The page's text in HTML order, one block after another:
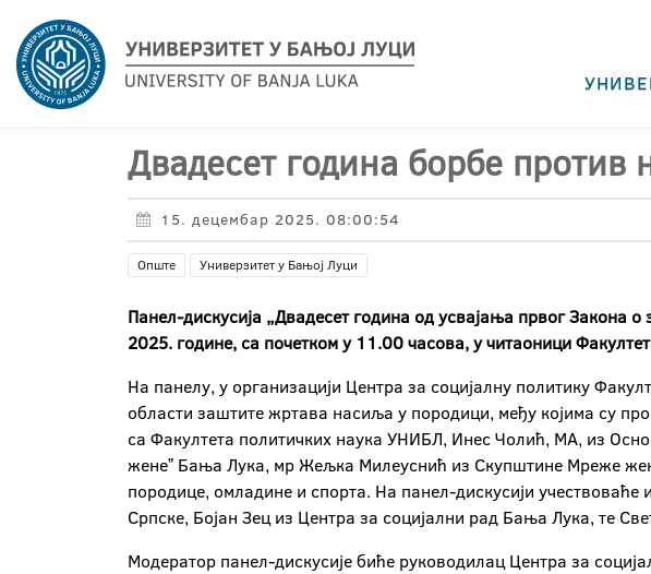
Двадесет година борбе
15. децембар 2025. 08:00:54
Опште Универзитет у Бањој Луци
Панел-дискусија „Двадесет година од усвајања првог
2025. године, са почетком у 11.00 часова, у читаоници
На панелу, у организацији Центра за социјалну политику
области заштите жртава насиља у породици, међу којима су
са Факултета политичких наука УНИБЛ, Инес Чолић, МА, из
женеˮ Бања Лука, мр Жељка Милеуснић из Скупштине Мреже
породице, омладине и спорта. На панел-дискусији
Српске, Бојан Зец из Центра за социјални рад Бања Лука, те
Модератор панел-дискусије биће руководилац Центра за